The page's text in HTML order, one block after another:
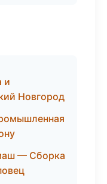
и
Новгород
— Сборка